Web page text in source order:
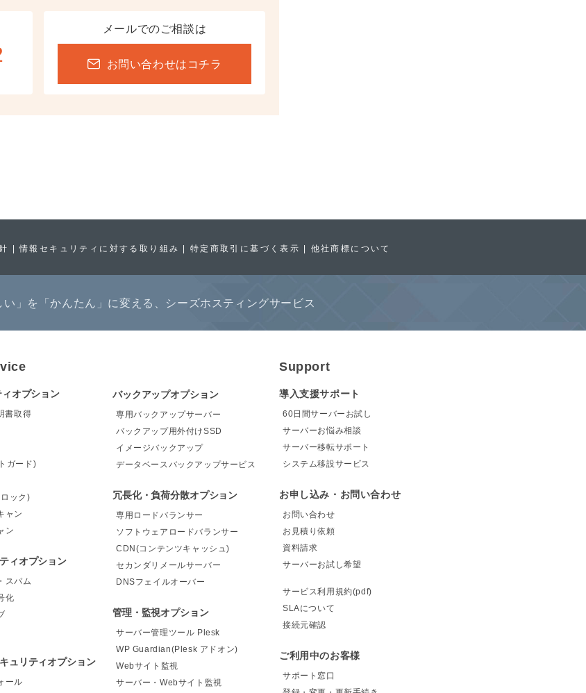
メールでのご相談は
お問い合わせはコチラ
情報セキュリティに対する取り組み 特定商取引に基づく表示 他社商標について
い」を「かんたん」に変える、シーズホスティングサービス
オプション
書取得
ガード)
ック)
ャン
ン
ィオプション
スパム
化
ュリティオプション
ール
バックアップオプション
専用バックアップサーバー
バックアップ用外付けSSD
イメージバックアップ
データベースバックアップサービス
冗長化・負荷分散オプション
専用ロードバランサー
ソフトウェアロードバランサー
CDN(コンテンツキャッシュ)
セカンダリメールサーバー
DNSフェイルオーバー
管理・監視オプション
サーバー管理ツール Plesk
WP Guardian(Plesk アドオン)
Webサイト監視
サーバー・Webサイト監視
Support
導入支援サポート
60日間サーバーお試し
サーバーお悩み相談
サーバー移転サポート
システム移設サービス
お申し込み・お問い合わせ
お問い合わせ
お見積り依頼
資料請求
サーバーお試し希望
サービス利用規約(pdf)
SLAについて
接続元確認
ご利用中のお客様
サポート窓口